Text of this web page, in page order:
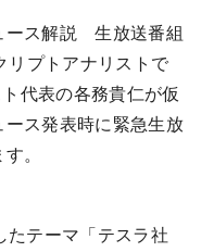
ース解説 生放送番組
リプトアナリストで
代表の各務貴仁が仮
ス発表時に緊急生放
。
たテーマ「テスラ社